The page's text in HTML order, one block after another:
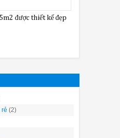
được thiết kế đẹp
rẻ (2)